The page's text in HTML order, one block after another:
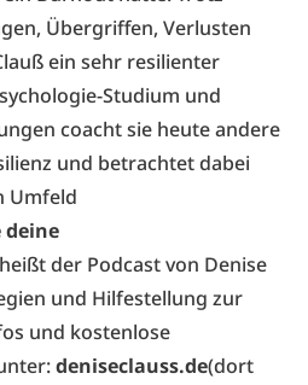
Übergriffen, Verlusten
ein sehr resilienter
Studium und
coacht sie heute andere
und betrachtet dabei
Umfeld
deine
heißt der Podcast von Denise
und Hilfestellung zur
und kostenlose
deniseclauss.de(dort